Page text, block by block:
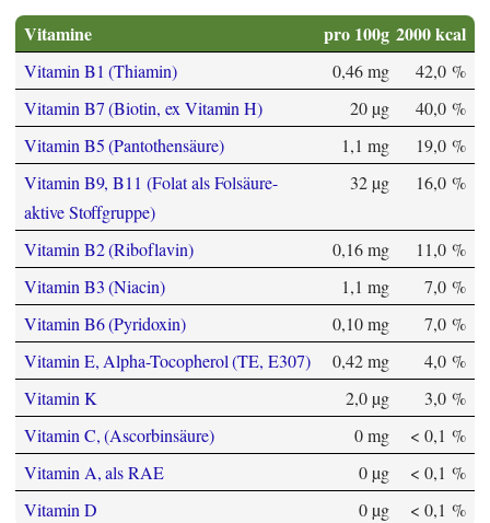
Vitamine pro 100g 2000 kcal
Vitamin B1 (Thiamin) 0,46 mg
42,0 %
Vitamin B7 (Biotin, ex Vitamin H)
20 µg
40,0 %
Vitamin B5 (Pantothensäure)
1,1 mg
19,0 %
Vitamin B9, B11 (Folat als Folsäure-
aktive Stoffgruppe)
32 µg 16,0 %
Vitamin B2 (Riboflavin) 0,16 mg
11,0 %
Vitamin B3 (Niacin)
1,1 mg
7,0 %
Vitamin B6 (Pyridoxin)
0,10 mg
7,0 %
Vitamin E, Alpha-Tocopherol (TE, E307)
0,42 mg
4,0 %
Vitamin K
2,0 µg
3,0 %
Vitamin C, (Ascorbinsäure)
0 mg
< 0,1 %
Vitamin A, als RAE
0 µg
< 0,1 %
Vitamin D
0 µg < 0,1 %